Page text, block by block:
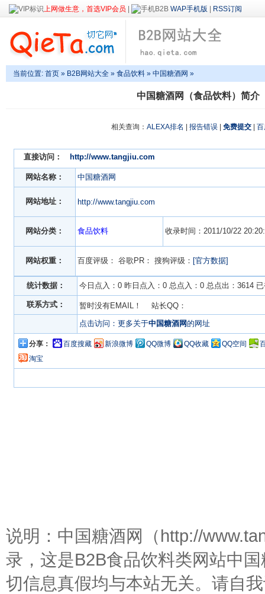
上网做生意，首选VIP会员 WAP手机版 RSS订阅
当前位置: 首页 » B2B网站大全 » 食品饮料 » 中国糖酒网 »
中国糖酒网（食品饮料）简介
相关查询： ALEXA排名 报告错误 免费提交
直接访问： http://www.tangjiu.com
网站名称： 中国糖酒网
网站地址： http://www.tangjiu.com
网站分类： 食品饮料 收录时间：2011/10/22
网站权重： 百度评级： 谷歌PR： 搜狗评级： [官方数据]
统计数据： 今日点入：0 昨日点入：0 总点入：0 总点出：3614
联系方式：
暂时没有EMAIL！ 站长QQ：
点击访问：更多关于中国糖酒网的网址
分享： 百度搜藏 新浪微博 QQ微博 QQ收藏 QQ空间
淘宝
说明：中国糖酒网（http://
录，这是B2B食品饮料类网站中
切信息真假均与本站无关。请自